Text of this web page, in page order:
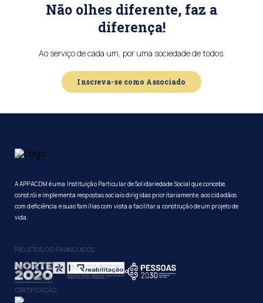
Não olhes diferente, faz a
diferença!
Ao serviço de cada um, por uma sociedade de todos.
Inscreva-se como Associado
A APPACDM é uma Instituição Particular de Solidariedade Social que concebe,
constrói e implementa respostas sociais dirigidas prioritariamente, aos cidadãos
com deficiência e suas famílias com vista a facilitar a construção de um projeto de
vida.
PROJETOS CO-FINANCIADOS
CERTIFICAÇÃO